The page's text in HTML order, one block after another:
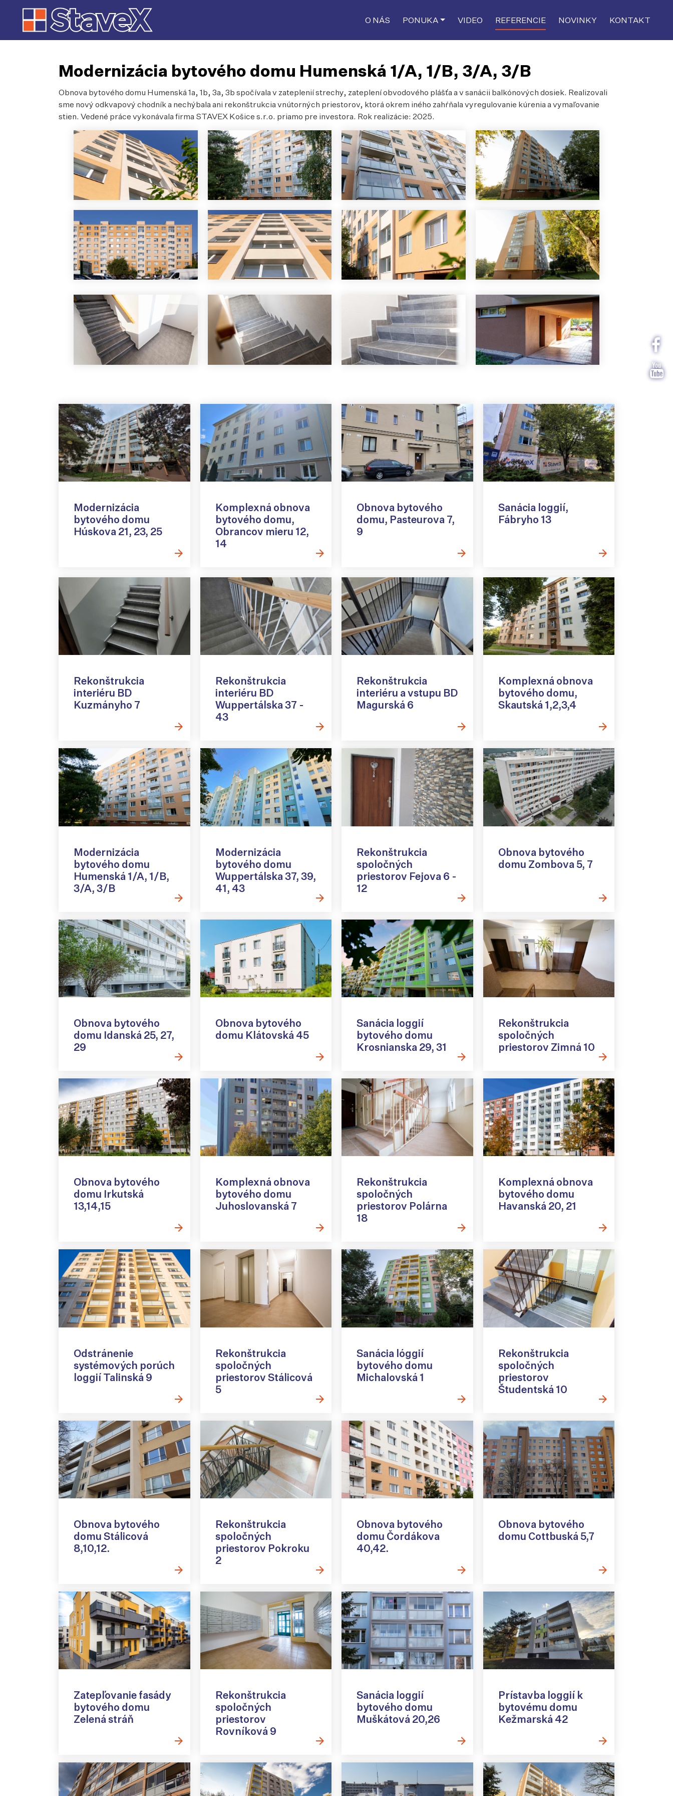
O NÁS PONUKA VIDEO REFERENCIE NOVINKY KONTAKT
Modernizácia bytového domu Humenská 1/A, 1/B, 3/A, 3/B
Obnova bytového domu Humenská 1a, 1b, 3a, 3b spočívala v zateplenií strechy, zateplení obvodového plášťa a v sanácii balkónových dosiek. Realizovali
sme nový odkvapový chodník a nechýbala ani rekonštrukcia vnútorných priestorov, ktorá okrem iného zahŕňala vyregulovanie kúrenia a vymaľovanie
stien. Vedené práce vykonávala firma STAVEX Košice s.r.o. priamo pre investora. Rok realizácie: 2025.
Modernizácia
bytového domu
Húskova 21, 23, 25
Komplexná obnova
bytového domu,
Obrancov mieru 12,
14
Obnova bytového
domu, Pasteurova 7,
9
Sanácia loggií,
Fábryho 13
Rekonštrukcia
interiéru BD
Kuzmányho 7
Rekonštrukcia
interiéru BD
Wuppertálska 37 -
43
Rekonštrukcia
interiéru a vstupu BD
Magurská 6
Komplexná obnova
bytového domu,
Skautská 1,2,3,4
Modernizácia
bytového domu
Humenská 1/A, 1/B,
3/A, 3/B
Modernizácia
bytového domu
Wuppertálska 37, 39,
41, 43
Rekonštrukcia
spoločných
priestorov Fejova 6 -
12
Obnova bytového
domu Zombova 5, 7
Obnova bytového
domu Idanská 25, 27,
29
Obnova bytového
domu Klátovská 45
Sanácia loggií
bytového domu
Krosnianska 29, 31
Rekonštrukcia
spoločných
priestorov Zimná 10
Obnova bytového
domu Irkutská
13,14,15
Komplexná obnova
bytového domu
Juhoslovanská 7
Rekonštrukcia
spoločných
priestorov Polárna
18
Komplexná obnova
bytového domu
Havanská 20, 21
Odstránenie
systémových porúch
loggií Talinská 9
Rekonštrukcia
spoločných
priestorov Stálicová
5
Sanácia lóggií
bytového domu
Michalovská 1
Rekonštrukcia
spoločných
priestorov
Študentská 10
Obnova bytového
domu Stálicová
8,10,12.
Rekonštrukcia
spoločných
priestorov Pokroku
2
Obnova bytového
domu Čordákova
40,42.
Obnova bytového
domu Cottbuská 5,7
Zatepľovanie fasády
bytového domu
Zelená stráň
Rekonštrukcia
spoločných
priestorov
Rovníková 9
Sanácia loggií
bytového domu
Muškátová 20,26
Prístavba loggií k
bytovému domu
Kežmarská 42